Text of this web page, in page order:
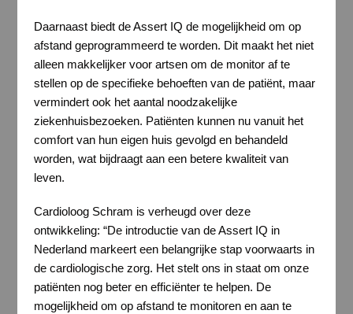
Daarnaast biedt de Assert IQ de mogelijkheid om op
afstand geprogrammeerd te worden. Dit maakt het niet
alleen makkelijker voor artsen om de monitor af te
stellen op de specifieke behoeften van de patiënt, maar
vermindert ook het aantal noodzakelijke
ziekenhuisbezoeken. Patiënten kunnen nu vanuit het
comfort van hun eigen huis gevolgd en behandeld
worden, wat bijdraagt aan een betere kwaliteit van
leven.
Cardioloog Schram is verheugd over deze
ontwikkeling: “De introductie van de Assert IQ in
Nederland markeert een belangrijke stap voorwaarts in
de cardiologische zorg. Het stelt ons in staat om onze
patiënten nog beter en efficiënter te helpen. De
mogelijkheid om op afstand te monitoren en aan te